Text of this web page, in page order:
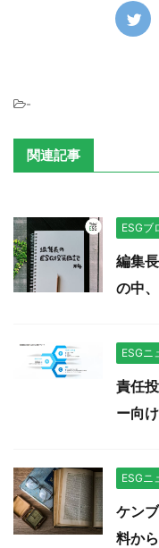
-
関連記事
ESGブ
編集
の中
ESGニ
責任
ー向
ESGニ
ケン
料か